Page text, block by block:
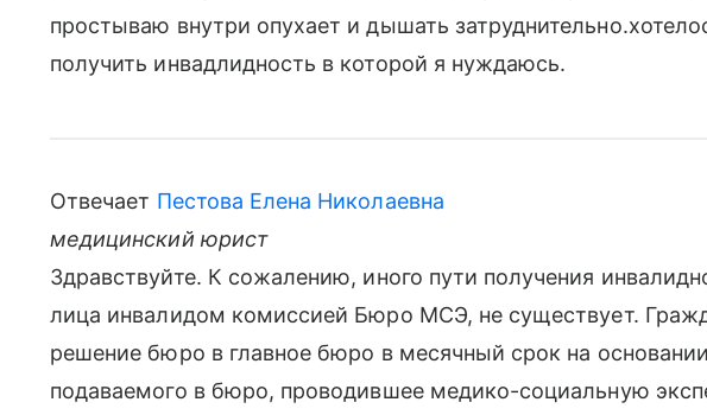
простываю внутри опухает и дышать
получить инвадлидность в которой я нуждаюсь.
Отвечает Пестова Елена Николаевна
медицинский юрист
Здравствуйте. К сожалению, иного пути получения
лица инвалидом комиссией Бюро МСЭ, не существует.
решение бюро в главное бюро в месячный срок на
подаваемого в бюро, проводившее медико-социальную